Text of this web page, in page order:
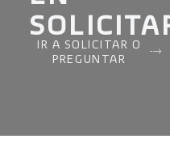
IR A SOLICITAR O
PREGUNTAR